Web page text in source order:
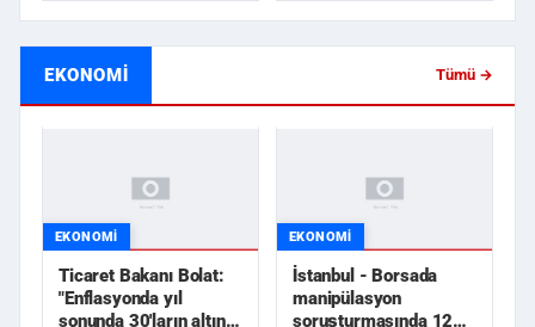
EKONOMI Tümü →
EKONOMI
Ticaret Bakanı Bolat:
"Enflasyonda yıl
sonunda 30'ların altını
EKONOMI
İstanbul - Borsada
manipülasyon
soruşturmasında 12